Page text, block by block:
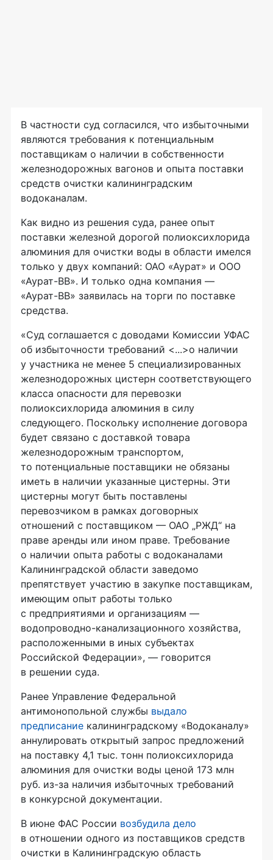
В частности суд согласился, что избыточными
являются требования к потенциальным
поставщикам о наличии в собственности
железнодорожных вагонов и опыта поставки
средств очистки калининградским
водоканалам.
Как видно из решения суда, ранее опыт
поставки железной дорогой полиоксихлорида
алюминия для очистки воды в области имелся
только у двух компаний: ОАО «Аурат» и ООО
«Аурат-ВВ». И только одна компания —
«Аурат-ВВ» заявилась на торги по поставке
средства.
«Суд соглашается с доводами Комиссии УФАС
об избыточности требований <...>о наличии
у участника не менее 5 специализированных
железнодорожных цистерн соответствующего
класса опасности для перевозки
полиоксихлорида алюминия в силу
следующего. Поскольку исполнение договора
будет связано с доставкой товара
железнодорожным транспортом,
то потенциальные поставщики не обязаны
иметь в наличии указанные цистерны. Эти
цистерны могут быть поставлены
перевозчиком в рамках договорных
отношений с поставщиком — ОАО „РЖД“ на
праве аренды или ином праве. Требование
о наличии опыта работы с водоканалами
Калининградской области заведомо
препятствует участию в закупке поставщикам,
имеющим опыт работы только
с предприятиями и организациям —
водопроводно-канализационного хозяйства,
расположенными в иных субъектах
Российской Федерации», — говорится
в решении суда.
Ранее Управление Федеральной
антимонопольной службы выдало
предписание калининградскому «Водоканалу»
аннулировать открытый запрос предложений
на поставку 4,1 тыс. тонн полиоксихлорида
алюминия для очистки воды ценой 173 млн
руб. из-за наличия избыточных требований
в конкурсной документации.
В июне ФАС России возбудила дело
в отношении одного из поставщиков средств
очистки в Калининградскую область